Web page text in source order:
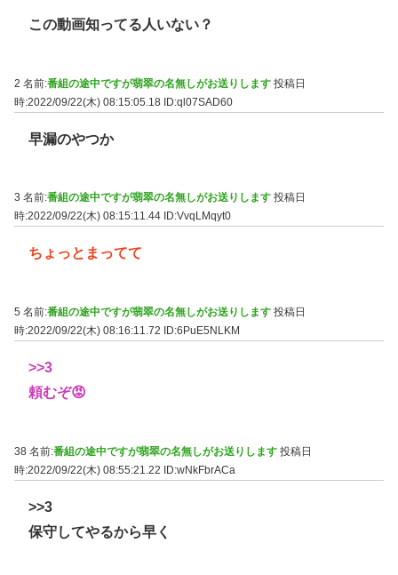
この動画知ってる人いない？
2 名前:番組の途中ですが翡翠の名無しがお送りします 投稿日
時:2022/09/22(木) 08:15:05.18 ID:ql07SAD60
早漏のやつか
3 名前:番組の途中ですが翡翠の名無しがお送りします 投稿日
時:2022/09/22(木) 08:15:11.44 ID:VvqLMqyt0
ちょっとまってて
5 名前:番組の途中ですが翡翠の名無しがお送りします 投稿日
時:2022/09/22(木) 08:16:11.72
ID:6PuE5NLKM
>>3
頼むぞ😡
38 名前:番組の途中ですが翡翠の名無しがお送りします 投稿日
時:2022/09/22(木) 08:55:21.22 ID:wNkFbrACa
>>3
保守してやるから早く